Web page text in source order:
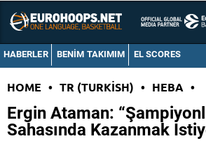
HABERLER BENIM TAKIMIM EL SCORES
HOME • TR (TURKISH) • HEBA •
Ergin Ataman:
Sahasında Kazanmak